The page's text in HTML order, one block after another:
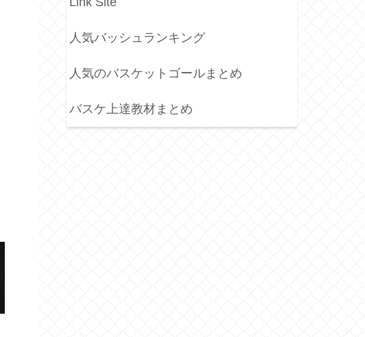
人気バッシュランキング
人気のバスケットゴールまとめ
バスケ上達教材まとめ